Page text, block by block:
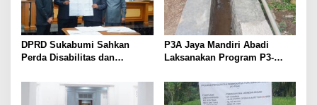
DPRD Sukabumi Sahkan
Perda Disabilitas dan
PPAS 2026
P3A Jaya Mandiri Abadi
Laksanakan Program P3-
Irigasi di Wanayasa